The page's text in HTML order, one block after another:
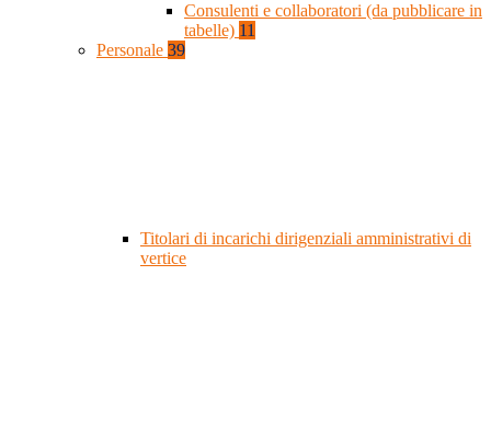
Consulenti e collaboratori (da pubblicare in
tabelle) 11
Personale 39
Titolari di incarichi dirigenziali amministrativi di
vertice